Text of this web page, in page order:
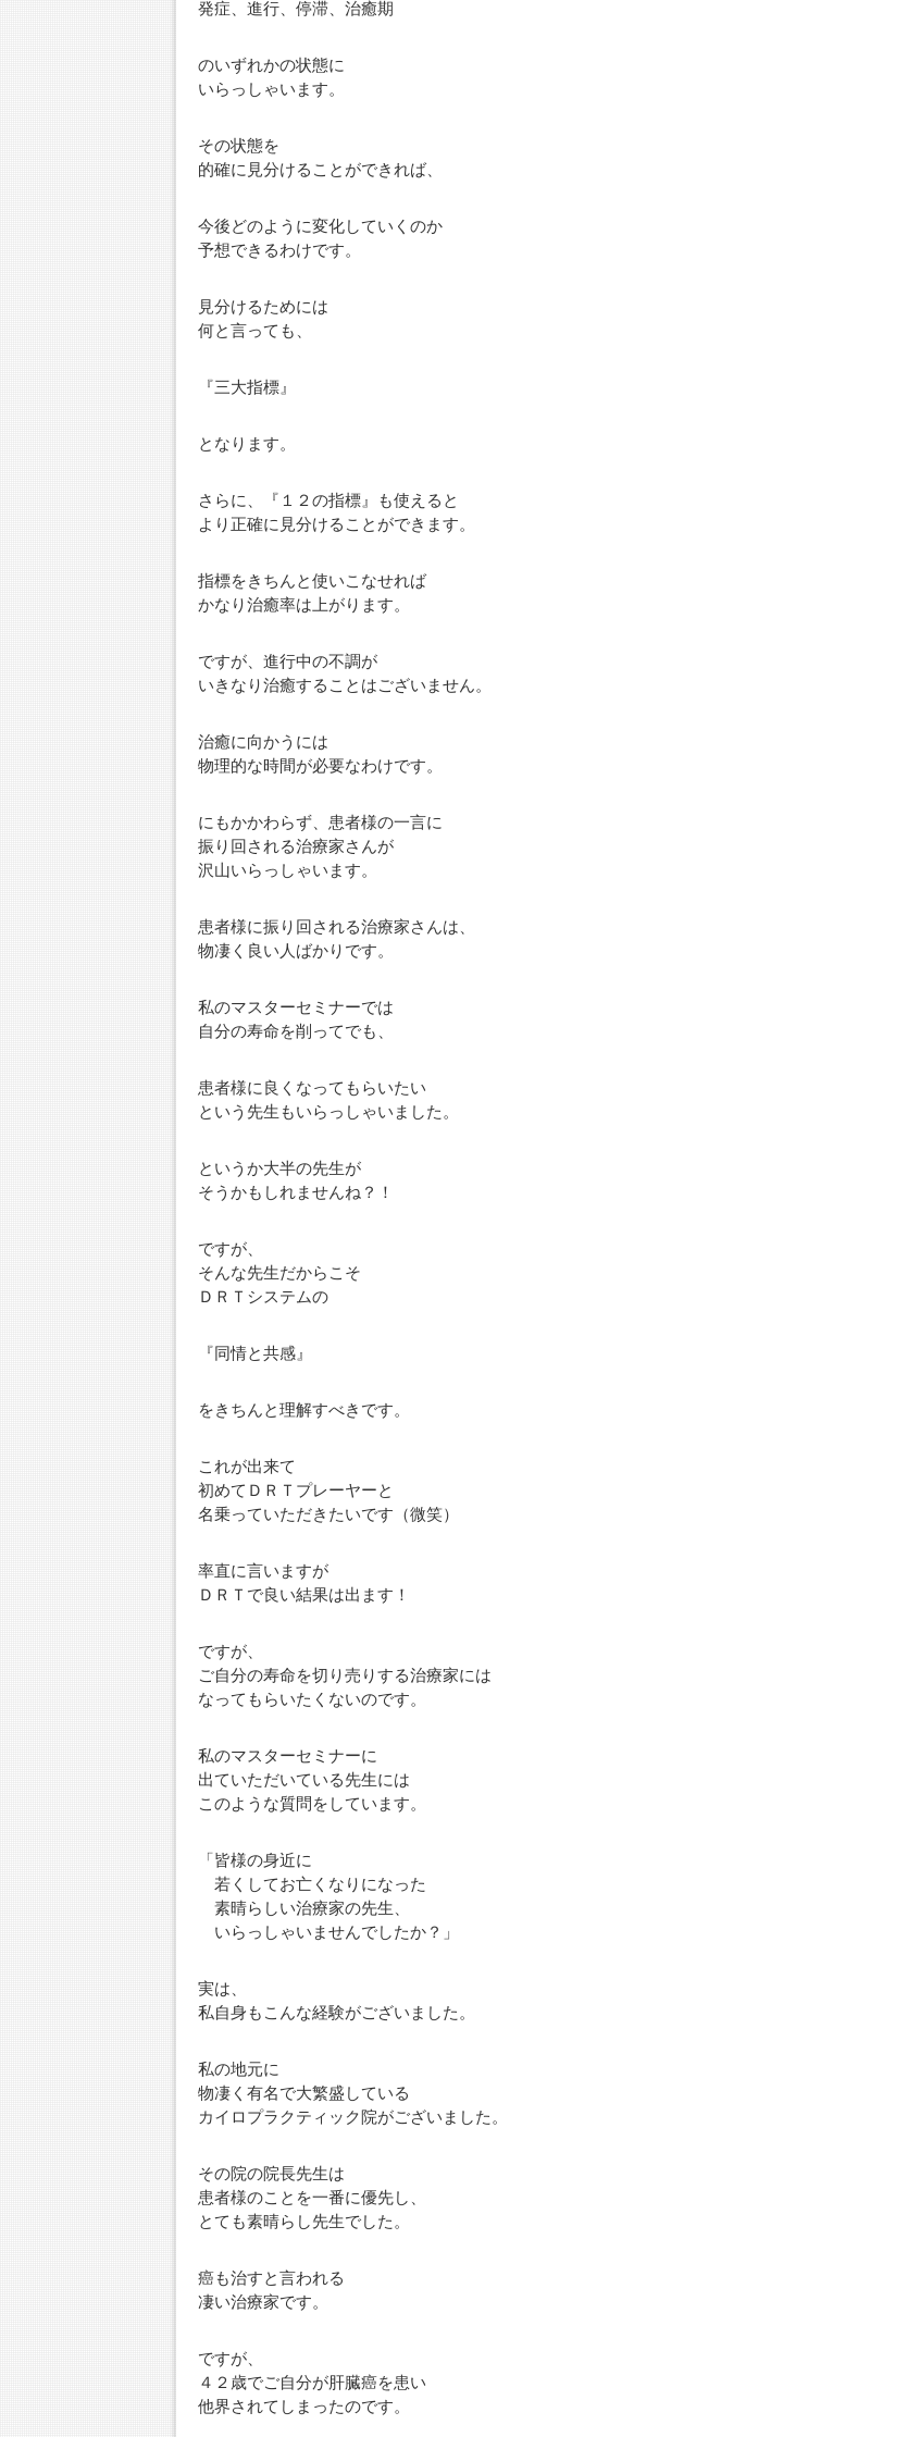
発症、進行、停滞、治癒期
のいずれかの状態に
いらっしゃいます。
その状態を
的確に見分けることができれば、
今後どのように変化していくのか
予想できるわけです。
見分けるためには
何と言っても、
『三大指標』
となります。
さらに、『１２の指標』も使えると
より正確に見分けることができます。
指標をきちんと使いこなせれば
かなり治癒率は上がります。
ですが、進行中の不調が
いきなり治癒することはございません。
治癒に向かうには
物理的な時間が必要なわけです。
にもかかわらず、患者様の一言に
振り回される治療家さんが
沢山いらっしゃいます。
患者様に振り回される治療家さんは、
物凄く良い人ばかりです。
私のマスターセミナーでは
自分の寿命を削ってでも、
患者様に良くなってもらいたい
という先生もいらっしゃいました。
というか大半の先生が
そうかもしれませんね？！
ですが、
そんな先生だからこそ
ＤＲＴシステムの
『同情と共感』
をきちんと理解すべきです。
これが出来て
初めてＤＲＴプレーヤーと
名乗っていただきたいです（微笑）
率直に言いますが
ＤＲＴで良い結果は出ます！
ですが、
ご自分の寿命を切り売りする治療家には
なってもらいたくないのです。
私のマスターセミナーに
出ていただいている先生には
このような質問をしています。
「皆様の身近に
若くしてお亡くなりになった
素晴らしい治療家の先生、
いらっしゃいませんでしたか？」
実は、
私自身もこんな経験がございました。
私の地元に
物凄く有名で大繁盛している
カイロプラクティック院がございました。
その院の院長先生は
患者様のことを一番に優先し、
とても素晴らし先生でした。
癌も治すと言われる
凄い治療家です。
ですが、
４２歳でご自分が肝臓癌を患い
他界されてしまったのです。